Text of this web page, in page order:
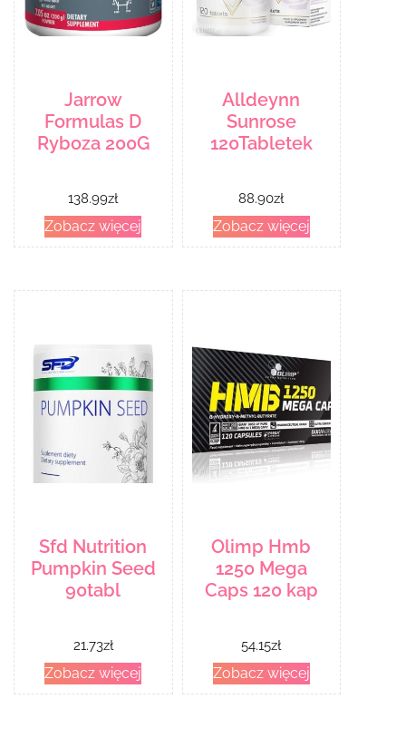
Jarrow
Formulas D
Ryboza 200G
138.99zł
Zobacz więcej
Alldeynn
Sunrose
120Tabletek
88.90zł
Zobacz więcej
Sfd Nutrition
Pumpkin Seed
90tabl
21.73zł
Zobacz więcej
Olimp Hmb
1250 Mega
Caps 120 kap
54.15zł
Zobacz więcej